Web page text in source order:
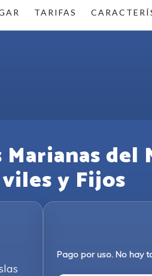
TARIFAS
Marianas
y Fijos
Pago por uso. No hay